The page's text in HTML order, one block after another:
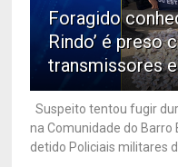
Foragido
Rindo’ é preso
transmissores
Suspeito tentou fugir
na Comunidade do
detido Policiais militares